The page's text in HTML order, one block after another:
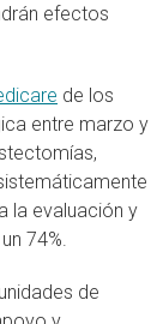
efectos
de los
entre marzo y
la evaluación y
74%.
de